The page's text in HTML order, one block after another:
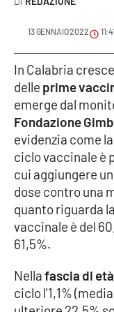
Meteo
Editoriali
VIDEO
Ambiente
Cronaca
Cultura
Politica
13 GENNAIO 2022
In Calabria cresce
delle prime
emerge dal
Fondazione
evidenzia come
ciclo vaccinale è
cui aggiungere
dose contro una
quanto riguarda la
vaccinale è del
61,5%.
Nellafascia di età
ciclo l'1,1%